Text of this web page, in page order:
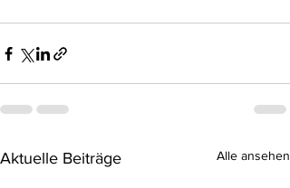
Aktuelle Beiträge Alle ansehen